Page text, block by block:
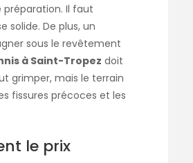
Il faut
solide. De plus, un
sous le revêtement
à Saint-Tropez doit
grimper, mais le terrain
fissures précoces et les
le prix